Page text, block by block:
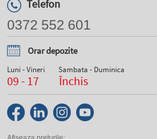
Telefon
0372 552 601
Orar depozite
Luni - Vineri
09 - 17
Sambata - Duminica
Închis